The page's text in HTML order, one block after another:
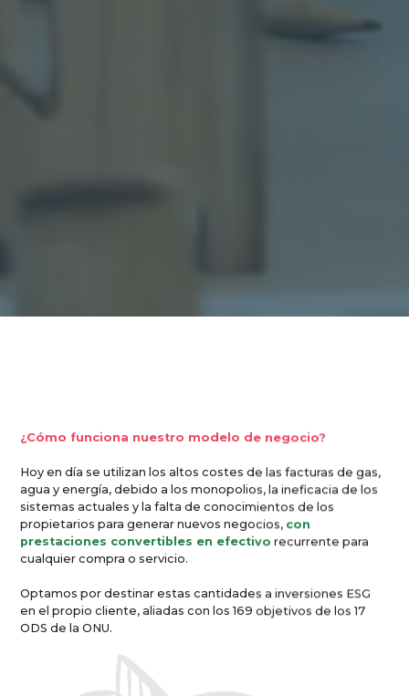
¿Cómo funciona nuestro modelo de negocio?
Hoy en día se utilizan los altos costes de las facturas de gas,
agua y energía, debido a los monopolios, la ineficacia de los
sistemas actuales y la falta de conocimientos de los
propietarios para generar nuevos negocios, con
prestaciones convertibles en efectivo recurrente para
cualquier compra o servicio.
Optamos por destinar estas cantidades a inversiones ESG
en el propio cliente, aliadas con los 169 objetivos de los 17
ODS de la ONU.